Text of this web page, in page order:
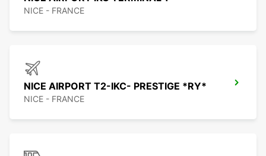
NICE - FRANCE
NICE AIRPORT T2-IKC- PRESTIGE *RY*
NICE - FRANCE